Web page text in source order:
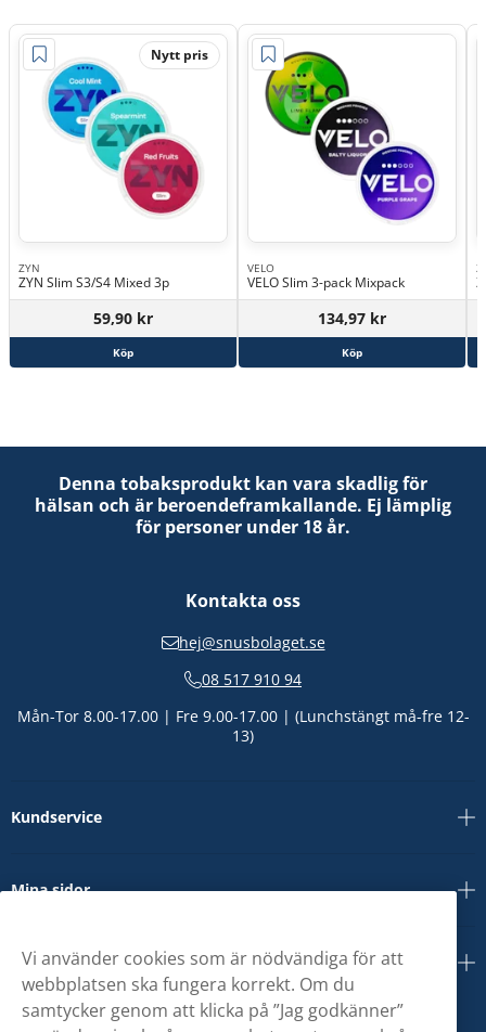
Nytt pris
ZYN
ZYN Slim S3/S4 Mixed 3p
59,90 kr
Köp
VELO
VELO Slim 3-pack Mixpack
134,97 kr
Köp
Denna tobaksprodukt kan vara skadlig för
hälsan och är beroendeframkallande. Ej lämplig
för personer under 18 år.
Kontakta oss
hej@snusbolaget.se
08 517 910 94
Mån-Tor 8.00-17.00 | Fre 9.00-17.00 | (Lunchstängt må-fre 12-
13)
Kundservice
Mina sidor
Om oss
Vi använder cookies som är nödvändiga för att
webbplatsen ska fungera korrekt. Om du
samtycker genom att klicka på ”Jag godkänner”